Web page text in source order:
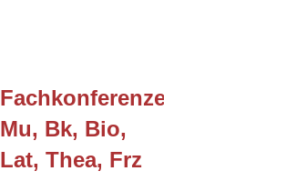
Fachkonferenzen
Mu, Bk, Bio,
Lat, Thea, Frz